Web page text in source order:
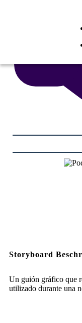
Storyboard
Un guión gráfico que
utilizado durante una